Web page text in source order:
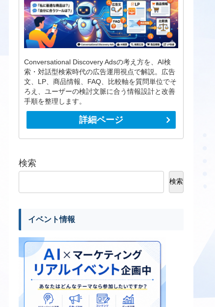
Conversational Discovery Adsの考え方を、AI検
索・対話型検索時代の広告運用視点で解説。広告
文、LP、商品情報、FAQ、比較軸を質問単位でそ
ろえ、ユーザーの検討文脈に合う情報設計と改善
手順を整理します。
詳細ページ
検索
検索
イベント情報